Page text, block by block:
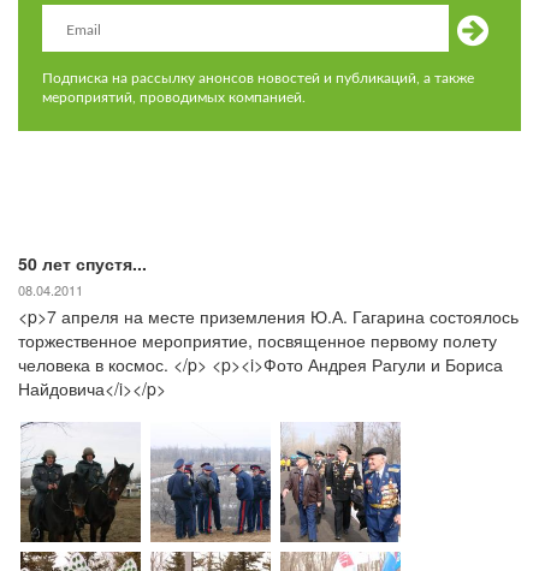
Подписка на рассылку анонсов новостей и публикаций, а также
мероприятий, проводимых компанией.
50 лет спустя...
08.04.2011
<p>7 апреля на месте приземления Ю.А. Гагарина состоялось
торжественное мероприятие, посвященное первому полету
человека в космос. </p> <p><i>Фото Андрея Рагули и Бориса
Найдовича</i></p>